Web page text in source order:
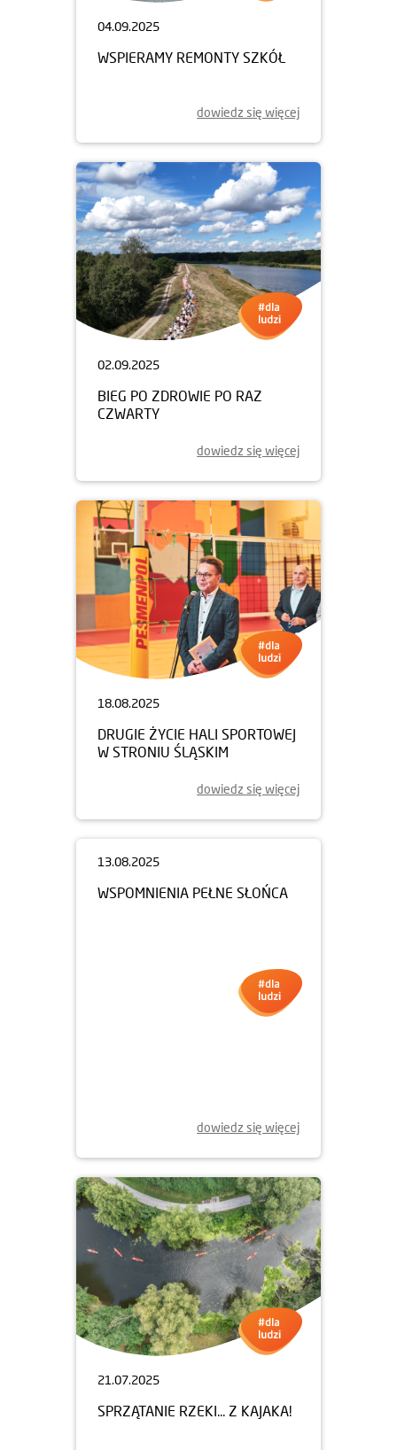
04.09.2025
WSPIERAMY REMONTY SZKÓŁ
dowiedz się więcej
02.09.2025
BIEG PO ZDROWIE PO RAZ
CZWARTY
dowiedz się więcej
18.08.2025
DRUGIE ŻYCIE HALI SPORTOWEJ
W STRONIU ŚLĄSKIM
dowiedz się więcej
dowiedz się więcej
21.07.2025
SPRZĄTANIE RZEKI... Z KAJAKA!